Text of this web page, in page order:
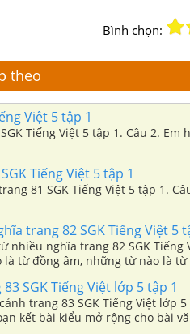
Bình chọn:
theo
Việt 5 tập 1
Tiếng Việt 5 tập 1. Câu 2. Em
Tiếng Việt 5 tập 1
81 SGK Tiếng Việt 5 tập 1.
trang 82 SGK Tiếng Việt 5
nhiều nghĩa trang 82 SGK Tiếng
từ đồng âm, những từ nào là
SGK Tiếng Việt lớp 5 tập 1
trang 83 SGK Tiếng Việt lớp 5
kết bài kiểu mở rộng cho bài